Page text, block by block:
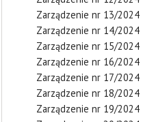
Zarządzenie nr 13/2024
Zarządzenie nr 14/2024
Zarządzenie nr 15/2024
Zarządzenie nr 16/2024
Zarządzenie nr 17/2024
Zarządzenie nr 18/2024
Zarządzenie nr 19/2024